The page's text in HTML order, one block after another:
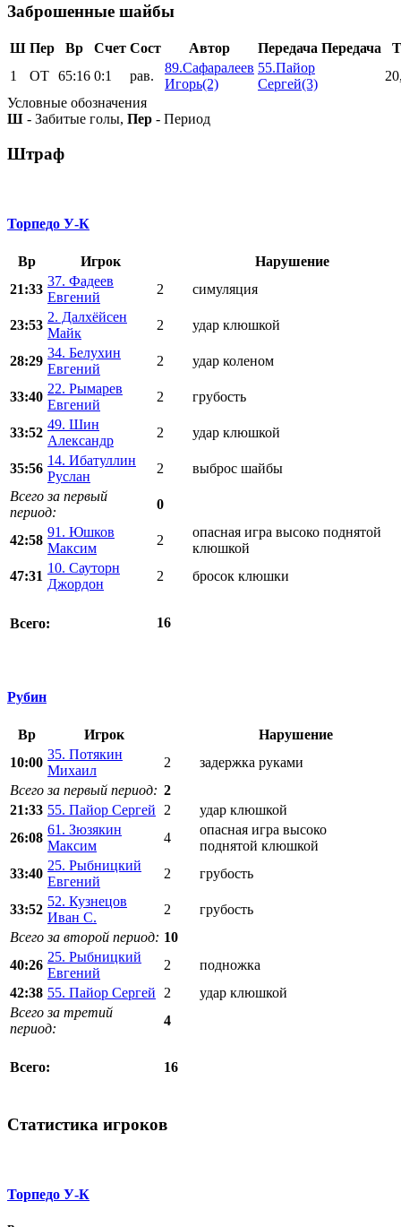
Заброшенные шайбы
Ш Пер Вр Счет Сост Автор Передача Передача
1
ОТ 65:16 0:1 рав.
89.Сафаралеев
Игорь(2)
55.Пайор
Сергей(3)
Условные обозначения
Ш - Забитые голы, Пер - Период
Штраф
Торпедо У-К
Вр Игрок
Нарушение
21:33
37. Фадеев
Евгений
2 симуляция
23:53
2. Далхёйсен
Майк
2 удар клюшкой
28:29
34. Белухин
Евгений
2 удар коленом
33:40
22. Рымарев
Евгений
2 грубость
33:52
49. Шин
Александр
2 удар клюшкой
35:56
14. Ибатуллин
Руслан
2
выброс шайбы
Всего за первый
период:
0
42:58
91. Юшков
Максим
2
опасная игра высоко поднятой
клюшкой
47:31
10. Сауторн
Джордон
2 бросок клюшки
Всего: 16
Рубин
Вр Игрок
Нарушение
10:00
35. Потякин
Михаил
2
задержка руками
Всего за первый период: 2
21:33 55. Пайор Сергей 2
удар клюшкой
26:08
61. Зюзякин
Максим
4
опасная игра высоко
поднятой клюшкой
33:40
25. Рыбницкий
Евгений
2 грубость
33:52
52. Кузнецов
Иван С.
2
грубость
Всего за второй период: 10
40:26
25. Рыбницкий
Евгений
2
подножка
42:38 55. Пайор Сергей 2
удар клюшкой
Всего за третий
период:
4
Всего: 16
Статистика игроков
Торпедо У-К